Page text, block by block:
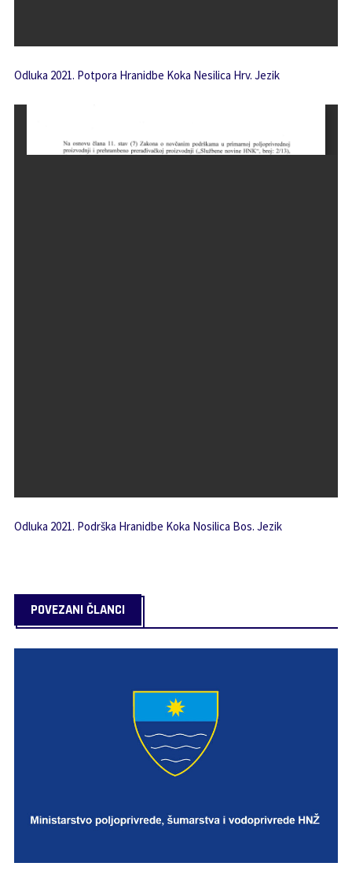
Odluka 2021. Potpora Hranidbe Koka Nesilica Hrv. Jezik
Odluka 2021. Podrška Hranidbe Koka Nosilica Bos. Jezik
POVEZANI ČLANCI